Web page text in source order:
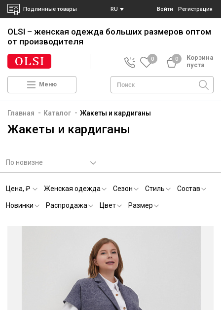
Подлинные товары RU Войти Регистрация
OLSI – женская одежда больших размеров оптом
от производителя
0 0
Корзина
пуста
Меню
Главная - Каталог - Жакеты и кардиганы
Жакеты и кардиганы
По новизне
Цена, ₽ Женская одежда Сезон Стиль Состав
Новинки Распродажа Цвет Размер